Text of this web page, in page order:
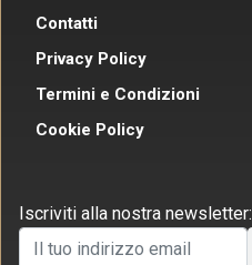
Contatti
Privacy Policy
Termini e Condizioni
Cookie Policy
Iscriviti alla nostra newsletter: